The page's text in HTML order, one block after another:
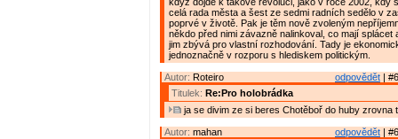
celá rada města a šest ze sedmi radních sedělo v
poprvé v životě. Pak je těm nově zvoleným
někdo před nimi závazně nalinkoval, co mají splácet
jim zbývá pro vlastní rozhodování. Tady je
jednoznačně v rozporu s hlediskem politickým.
odpovědět |
Autor: Roteiro
Titulek: Re:Pro holobrádka
ja se divim ze si beres Chotěboř do huby zrovna
odpovědět |
Autor: mahan